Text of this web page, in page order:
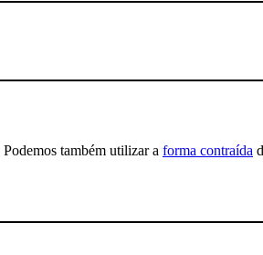
Podemos também utilizar a forma contraída